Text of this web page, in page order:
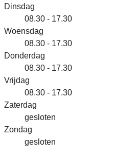
Dinsdag
08.30 - 17.30
Woensdag
08.30 - 17.30
Donderdag
08.30 - 17.30
Vrijdag
08.30 - 17.30
Zaterdag
gesloten
Zondag
gesloten